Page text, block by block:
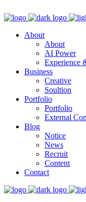
About
About
AI Power
Experience
Business
Creative
Soultion
Portfolio
Portfolio
External
Blog
Notice
News
Recruit
Content
Contact